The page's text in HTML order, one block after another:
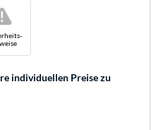
!
individuellen Preise zu